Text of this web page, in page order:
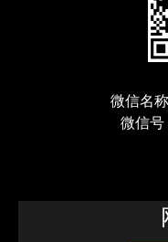
微信名
微信